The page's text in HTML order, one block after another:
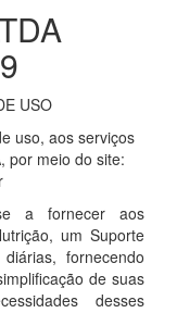
USO
uso, aos serviços
por meio do site:
a fornecer aos
um Suporte
fornecendo
de suas
desses